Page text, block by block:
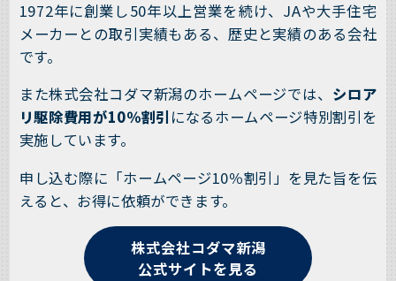
1972年に創業し50年以上営業を続け、JAや大手住宅
メーカーとの取引実績もある、歴史と実績のある会社
です。
また株式会社コダマ新潟のホームページでは、 シロア
リ駆除費用が10％割引 になるホームページ特別割引を
実施しています。
申し込む際に「ホームページ10％割引」を見た旨を伝
えると、お得に依頼ができます。
株式会社コダマ新潟
公式サイトを見る